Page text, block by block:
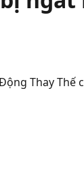
Thay Thế